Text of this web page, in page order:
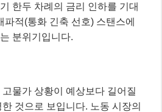
한두 차례의 금리 인하를 기대
적(통화 긴축 선호) 스탠스에
분위기입니다.
물가 상황이 예상보다 길어질
것으로 보입니다. 노동 시장의